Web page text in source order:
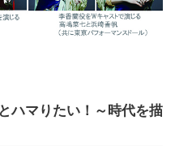
ハマりたい！～時代を描